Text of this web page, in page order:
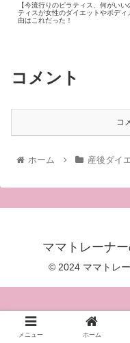
【今流行りのピラティス、何がい
ティスが女性のダイエットやボディ
由はこれだった！
コメント
コ
ホーム 産後ダイ
ママトレーナ
© 2024 ママトレ
メニュー ホーム